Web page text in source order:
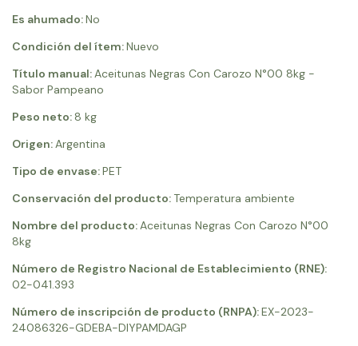
Es ahumado:No
Condición del ítem:Nuevo
Título manual: Aceitunas Negras Con Carozo N°00 8kg -
Sabor Pampeano
Peso neto:8 kg
Origen: Argentina
Tipo de envase:PET
Conservación del producto: Temperatura ambiente
Nombre del producto: Aceitunas Negras Con Carozo N°00
8kg
Número de Registro Nacional de Establecimiento (RNE):
02-041.393
Número de inscripción de producto (RNPA):EX-2023-
24086326-GDEBA-DIYPAMDAGP